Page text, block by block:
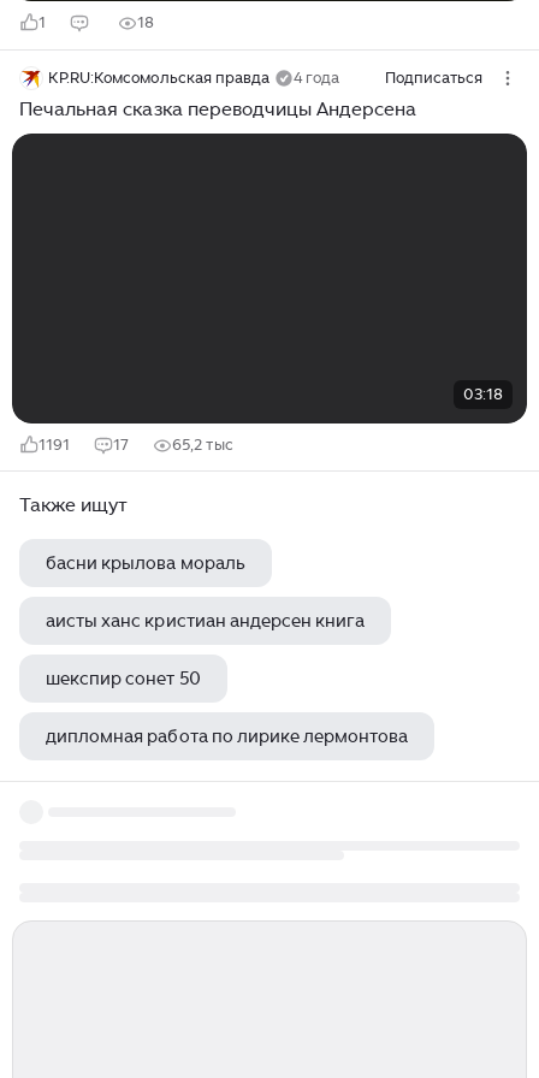
1 18
KP.RU:Комсомольская правда 4 года Подписаться
Печальная сказка переводчицы Андерсена
03:18
1191 17 65,2 тыс
Также ищут
басни крылова мораль
аисты ханс кристиан андерсен книга
шекспир сонет 50
дипломная работа по лирике лермонтова